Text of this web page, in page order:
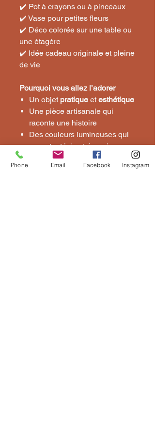
✔️ Pot à crayons ou à pinceaux
✔️ Vase pour petites fleurs
✔️ Déco colorée sur une table ou
une étagère
✔️ Idée cadeau originale et pleine
de vie
Pourquoi vous allez l’adorer
Un objet pratique et esthétique
Une pièce artisanale qui
raconte une histoire
Des couleurs lumineuses qui
apportent joie et énergie
Adapté au quotidien comme à
la décoration d’intérieur
Phone Email Facebook Instagram